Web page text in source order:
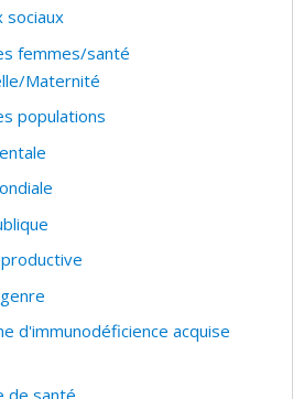
sociaux
femmes/santé
Maternité
populations
d'immunodéficience acquise
de santé